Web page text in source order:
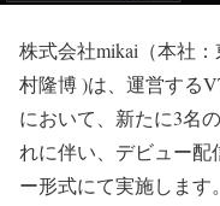
株式会社mikai（本社
村隆博 )は、運営する
において、新たに3名
れに伴い、デビュー配
ー形式にて実施します。